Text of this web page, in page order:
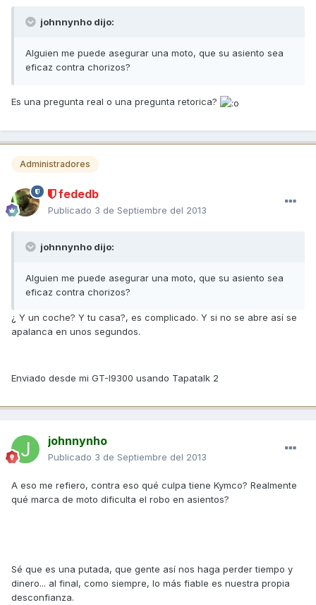
johnnynho dijo:
Alguien me puede asegurar una moto, que su asiento sea
eficaz contra chorizos?
Es una pregunta real o una pregunta retorica?
Administradores
fededb
Publicado 3 de Septiembre del 2013
johnnynho dijo:
Alguien me puede asegurar una moto, que su asiento sea
eficaz contra chorizos?
¿ Y un coche? Y tu casa?, es complicado. Y si no se abre así se
apalanca en unos segundos.
Enviado desde mi GT-I9300 usando Tapatalk 2
johnnynho
Publicado 3 de Septiembre del 2013
A eso me refiero, contra eso qué culpa tiene Kymco? Realmente
qué marca de moto dificulta el robo en asientos?
Sé que es una putada, que gente así nos haga perder tiempo y
dinero... al final, como siempre, lo más fiable es nuestra propia
desconfianza.